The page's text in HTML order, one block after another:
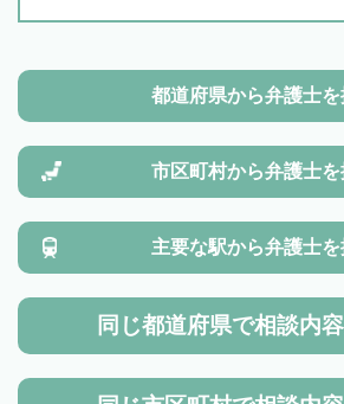
都道府県から弁護士
市区町村から弁護士
主要な駅から弁護士
同じ都道府県で相談内